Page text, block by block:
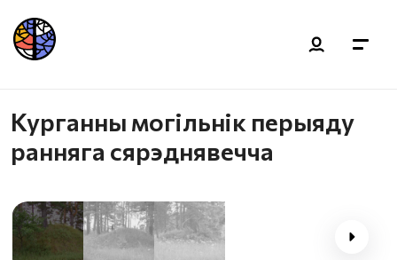
Курганны могільнік перыяду
ранняга сярэднявечча